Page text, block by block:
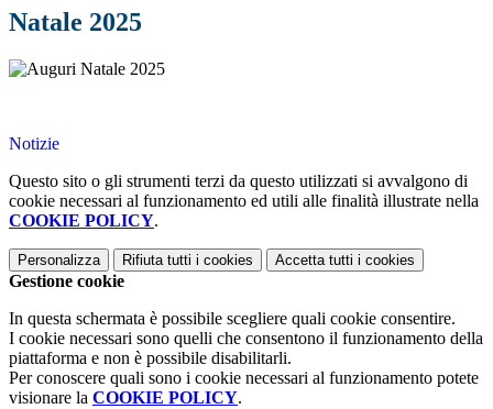
Natale 2025
Notizie
Questo sito o gli strumenti terzi da questo utilizzati si avvalgono di
cookie necessari al funzionamento ed utili alle finalità illustrate nella
COOKIE POLICY.
Personalizza Rifiuta tutti i cookies Accetta tutti i cookies
Gestione cookie
In questa schermata è possibile scegliere quali cookie consentire.
I cookie necessari sono quelli che consentono il funzionamento della
piattaforma e non è possibile disabilitarli.
Per conoscere quali sono i cookie necessari al funzionamento potete
visionare la COOKIE POLICY.